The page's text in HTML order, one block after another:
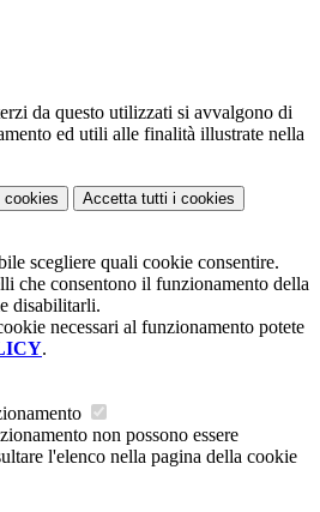
da questo utilizzati si avvalgono di
ed utili alle finalità illustrate nella
cookies Accetta tutti i cookies
scegliere quali cookie consentire.
che consentono il funzionamento della
disabilitarli.
necessari al funzionamento potete
.
non possono essere
l'elenco nella pagina della cookie